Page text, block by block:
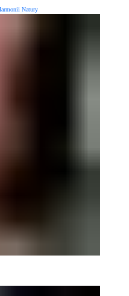
Natury